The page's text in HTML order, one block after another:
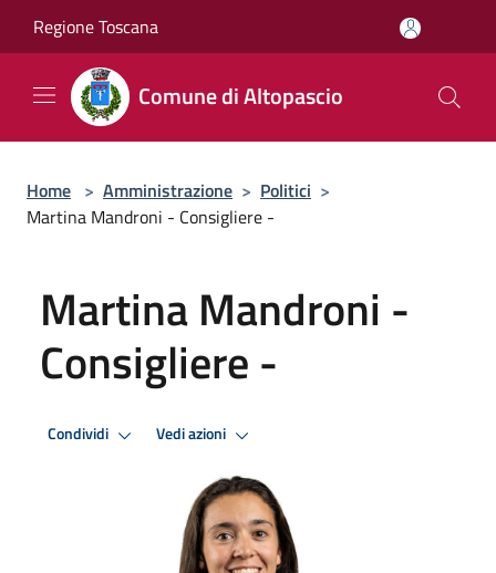
Regione Toscana
Comune di Altopascio
Home > Amministrazione > Politici >
Martina Mandroni - Consigliere -
Martina Mandroni -
Consigliere -
Condividi Vedi azioni